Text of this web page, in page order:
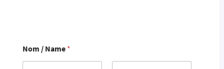
Nom / Name *